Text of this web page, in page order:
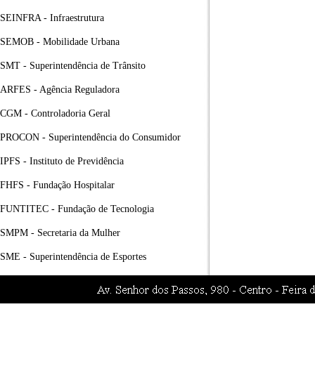
SEINFRA - Infraestrutura
SEMOB - Mobilidade Urbana
SMT - Superintendência de Trânsito
ARFES - Agência Reguladora
CGM - Controladoria Geral
PROCON - Superintendência do Consumidor
IPFS - Instituto de Previdência
FHFS - Fundação Hospitalar
FUNTITEC - Fundação de Tecnologia
SMPM - Secretaria da Mulher
SME - Superintendência de Esportes